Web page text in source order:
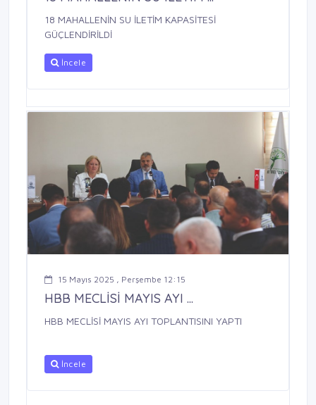
18 MAHALLENİN SU İLETİM KAPASİTESİ
GÜÇLENDİRİLDİ
İncele
15 Mayıs 2025 , Perşembe 12:15
HBB MECLİSİ MAYIS AYI ...
HBB MECLİSİ MAYIS AYI TOPLANTISINI YAPTI
İncele